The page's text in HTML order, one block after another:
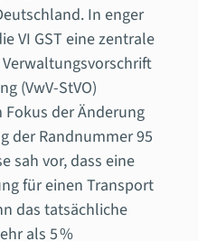
In enger
VI GST eine zentrale
(VwV-StVO)
der Änderung
der Randnummer 95
sah vor, dass eine
für einen Transport
das tatsächliche
als 5 %